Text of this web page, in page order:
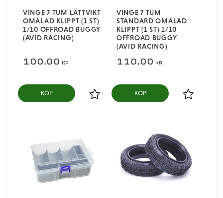
VINGE 7 TUM LÄTTVIKT
OMÅLAD KLIPPT (1 ST)
1/10 OFFROAD BUGGY
(AVID RACING)
100,00 KR
Lägg till i favoriter
KÖP
VINGE 7 TUM
STANDARD OMÅLAD
KLIPPT (1 ST) 1/10
OFFROAD BUGGY
(AVID RACING)
110,00 KR
Lägg till i
KÖP